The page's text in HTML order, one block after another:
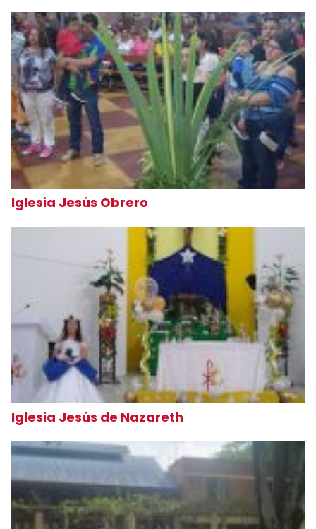
Iglesia Jesús Obrero
Iglesia Jesús de Nazareth